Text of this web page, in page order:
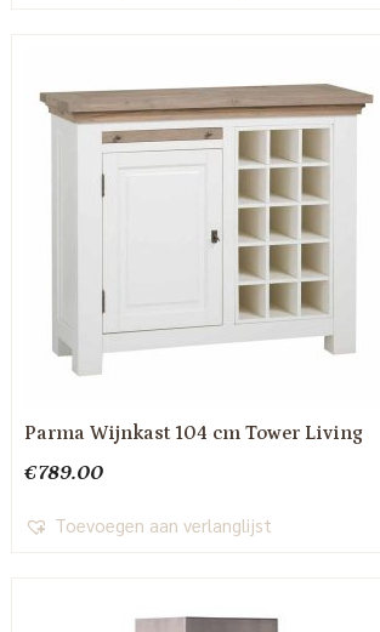
Parma Wijnkast 104 cm Tower Living
€789.00
Toevoegen aan verlanglijst